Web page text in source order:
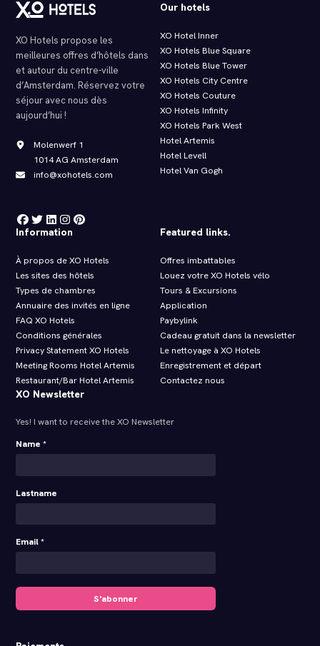
XO Hotels propose les
meilleures offres d’hôtels dans
et autour du centre-ville
d’Amsterdam. Réservez votre
séjour avec nous dès
aujourd’hui !
Molenwerf 1
1014 AG Amsterdam
info@xohotels.com
Our hotels
XO Hotel Inner
XO Hotels Blue Square
XO Hotels Blue Tower
XO Hotels City Centre
XO Hotels Couture
XO Hotels Infinity
XO Hotels Park West
Hotel Artemis
Hotel Levell
Hotel Van Gogh
Information
À propos de XO Hotels
Les sites des hôtels
Types de chambres
Annuaire des invités en ligne
FAQ XO Hotels
Conditions générales
Privacy Statement XO Hotels
Meeting Rooms Hotel Artemis
Restaurant/Bar Hotel Artemis
Featured links.
Offres imbattables
Louez votre XO Hotels vélo
Tours & Excursions
Application
Paybylink
Cadeau gratuit dans la newsletter
Le nettoyage à XO Hotels
Enregistrement et départ
Contactez nous
XO Newsletter
Yes! I want to receive the XO Newsletter
Name *
Lastname
Email *
S'abonner